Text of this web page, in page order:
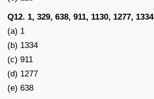
Q12. 1, 329, 638, 911, 1130, 1277, 1334
(a) 1
(b) 1334
(c) 911
(d) 1277
(e) 638